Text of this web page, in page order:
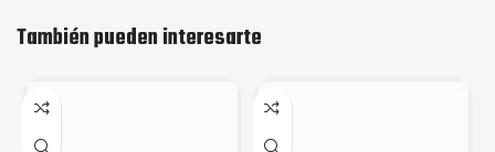
También pueden interesarte